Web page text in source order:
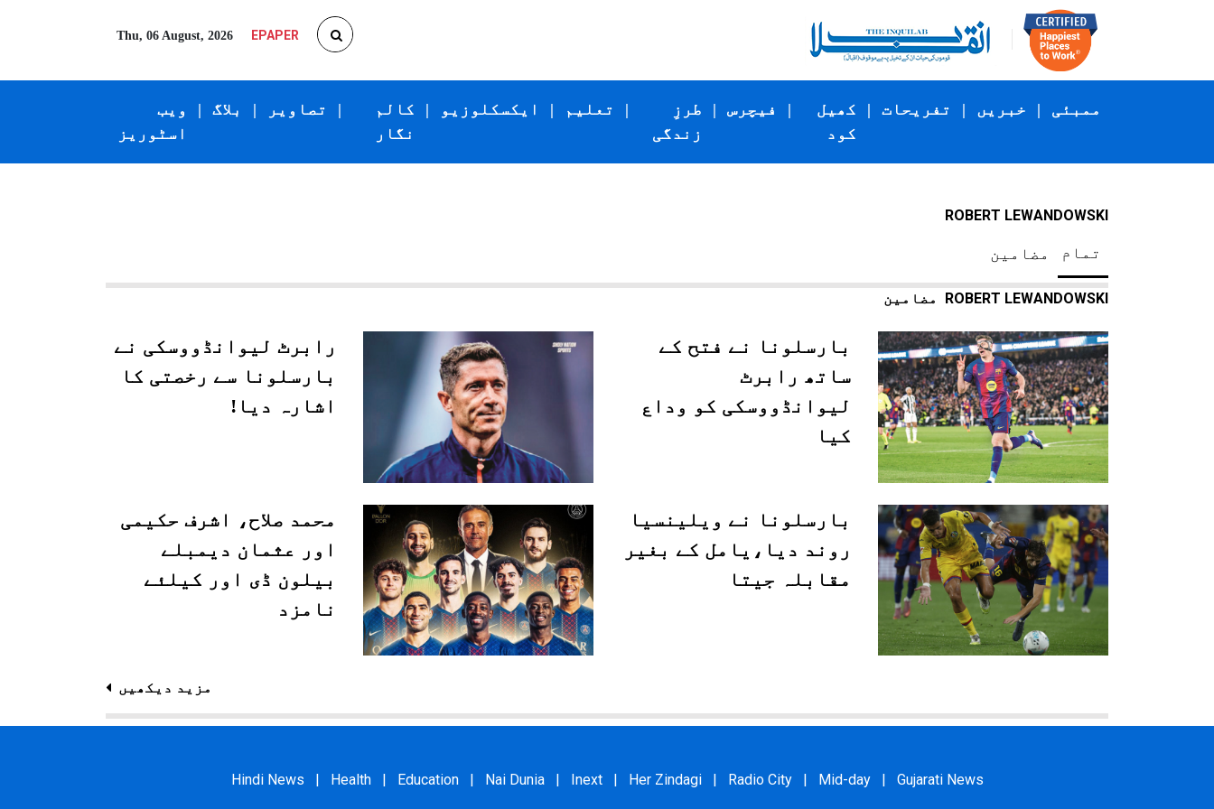
Thu, 06 August, 2026 EPAPER
ویب
اسٹوریز
| بلاگ | تصاویر |
کالم
نگار
| ایکسکلوزیو | تعلیم |
طرزِ
زندگی
| فیچرس |
کھیل
کود
| تفریحات | خبریں | ممبئی
ROBERT LEWANDOWSKI
مضامین تمام
ROBERT LEWANDOWSKI
بارسلونا نے فتح کے
ساتھ رابرٹ
لیوانڈووسکی کو وداع
کیا
رابرٹ لیوانڈووسکی نے
بارسلونا سے رخصتی کا
اشارہ دیا!
بارسلونا نے ویلینسیا
روند دیا،یامل کے بغیر
مقابلہ جیتا
محمد صلاح، اشرف حکیمی
اور عثمان دیمبلے
بیلون ڈی اور کیلئے
نامزد
مزید دیکھیں
Hindi News Health Education Nai Dunia Inext Her Zindagi Radio City Mid-day Gujarati News